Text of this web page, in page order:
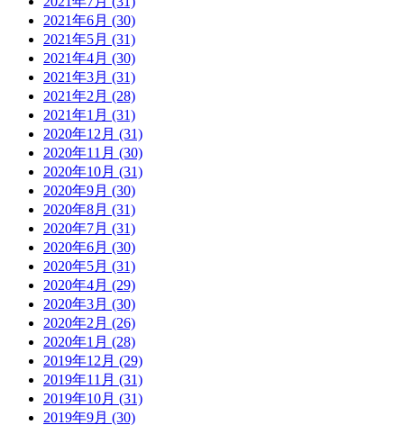
2021年6月 (30)
2021年5月 (31)
2021年4月 (30)
2021年3月 (31)
2021年2月 (28)
2021年1月 (31)
2020年12月 (31)
2020年11月 (30)
2020年10月 (31)
2020年9月 (30)
2020年8月 (31)
2020年7月 (31)
2020年6月 (30)
2020年5月 (31)
2020年4月 (29)
2020年3月 (30)
2020年2月 (26)
2020年1月 (28)
2019年12月 (29)
2019年11月 (31)
2019年10月 (31)
2019年9月 (30)